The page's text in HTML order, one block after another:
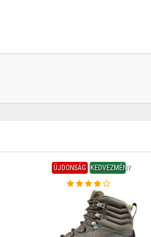
ÚJDONSÁG KEDVEZMÉNY